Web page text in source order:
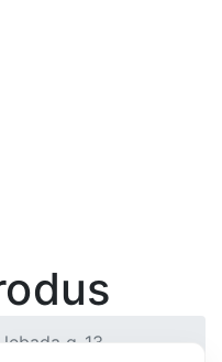
q-13